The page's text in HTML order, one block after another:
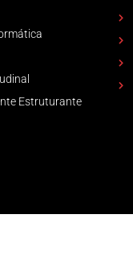
Estruturante